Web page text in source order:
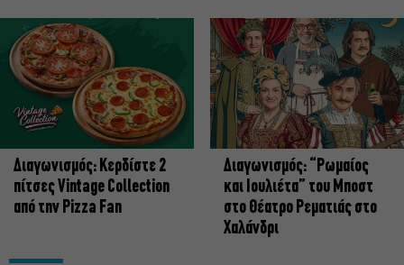
Διαγωνισμός: Κερδίστε 2
πίτσες Vintage Collection
από την Pizza Fan
Διαγωνισμός: “Ρωμαίος
και Ιουλιέτα” του Μποστ
στο Θέατρο Ρεματιάς στο
Χαλάνδρι